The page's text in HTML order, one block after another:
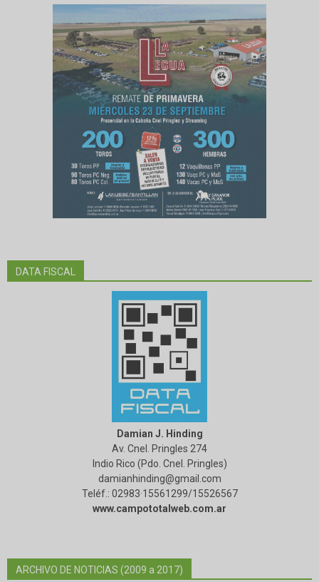
DATA FISCAL
Damian J. Hinding
Av. Cnel. Pringles 274
Indio Rico (Pdo. Cnel. Pringles)
damianhinding@gmail.com
Teléf.: 02983·15561299/15526567
www.campototalweb.com.ar
ARCHIVO DE NOTICIAS (2009 a 2017)